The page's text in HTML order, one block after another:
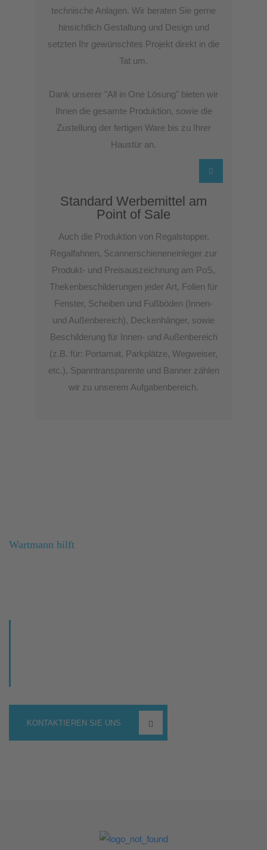
technische Anlagen. Wir beraten Sie gerne
hinsichtlich Gestaltung und Design und
setzten Ihr gewünschtes Projekt direkt in die
Tat um.
Dank unserer "All in One Lösung" bieten wir
Ihnen die gesamte Produktion, sowie die
Zustellung der fertigen Ware bis zu Ihrer
Haustür an.
Standard Werbemittel am
Point of Sale
Auch die Produktion von Regalstopper,
Regalfahnen, Scannerschieneneinleger zur
Produkt- und Preisauszeichnung am PoS,
Thekenbeschilderungen jeder Art, Folien für
Fenster, Scheiben und Fußböden (Innen-
und Außenbereich), Deckenhänger, sowie
Beschilderung für Innen- und Außenbereich
(z.B. für: Portamat, Parkplätze, Wegweiser,
etc.), Spanntransparente und Banner zählen
wir zu unserem Aufgabenbereich.
Wartmann hilft
Kontakt
KONTAKTIEREN SIE UNS